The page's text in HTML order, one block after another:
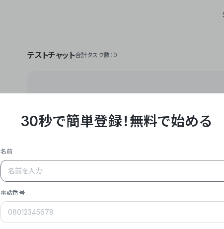
テストチャット合計タスク数：0
**Yoom株式会社は、ビジネスオートメーション
API・RPA・OCRなどの技術をノーコードで組み合
作業やデスクワークを自動化するサービスを提供し
- **主力プロダクト「Yoom」**: SaaS連携データベ
メール対応、請求書処理、日報作成などの業務を
- **実績**: 国内利用社数20,000社超、直近成長
- **強み**: すべての自動化技術を1プラットフォー
30秒で簡単登録！無料で始める
名前
電話番号